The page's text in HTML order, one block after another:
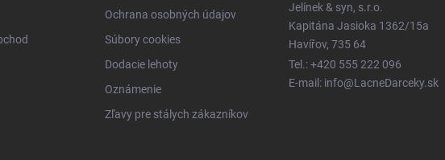
Ochrana osobných údajov
Súbory cookies
Dodacie lehoty
Oznámenie
Zľavy pre stálych zákazníkov
Jelínek & syn, s.r.o.
Kapitána Jasioka 1362/15a
Havířov, 735 64
Tel.: +420 555 222 096
E-mail: info@LacneDarceky.sk